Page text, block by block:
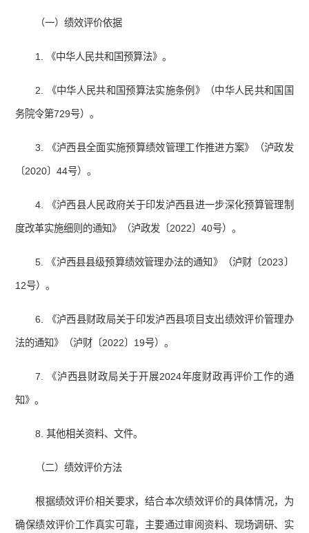
（一）绩效评价依据
1. 《中华人民共和国预算法》。
2. 《中华人民共和国预算法实施条例》（中华人民共和国国
务院令第729号）。
3. 《泸西县全面实施预算绩效管理工作推进方案》（泸政发
〔2020〕44号）。
4. 《泸西县人民政府关于印发泸西县进一步深化预算管理制
度改革实施细则的通知》（泸政发〔2022〕40号）。
5. 《泸西县县级预算绩效管理办法的通知》（泸财〔2023〕
12号）。
6. 《泸西县财政局关于印发泸西县项目支出绩效评价管理办
法的通知》（泸财〔2022〕19号）。
7. 《泸西县财政局关于开展2024年度财政再评价工作的通
知》。
8. 其他相关资料、文件。
（二）绩效评价方法
根据绩效评价相关要求，结合本次绩效评价的具体情况，为
确保绩效评价工作真实可靠，主要通过审阅资料、现场调研、实